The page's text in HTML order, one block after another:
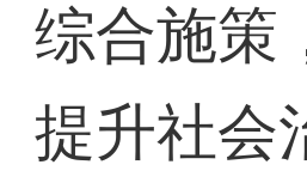
综合施策
提升社会